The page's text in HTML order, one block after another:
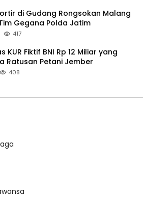
di Gudang Rongsokan Malang
Gegana Polda Jatim
417
KUR Fiktif BNI Rp 12 Miliar yang
Ratusan Petani Jember
408